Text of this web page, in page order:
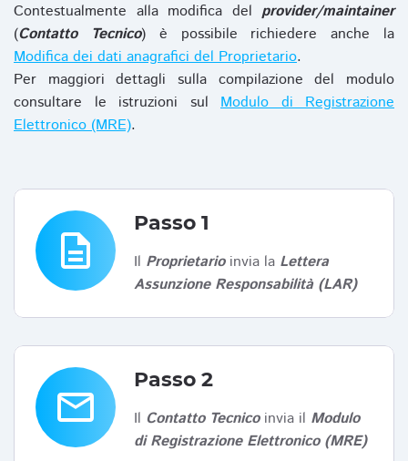
Contestualmente alla modifica del provider/maintainer
(Contatto Tecnico) è possibile richiedere anche la
Modifica dei dati anagrafici del Proprietario.
Per maggiori dettagli sulla compilazione del modulo
consultare le istruzioni sul Modulo di Registrazione
Elettronico (MRE).
description
Passo 1
Il Proprietarioinvia la Lettera
Assunzione Responsabilità (LAR)
email
Passo 2
Il Contatto Tecnicoinvia il Modulo
di Registrazione Elettronico (MRE)